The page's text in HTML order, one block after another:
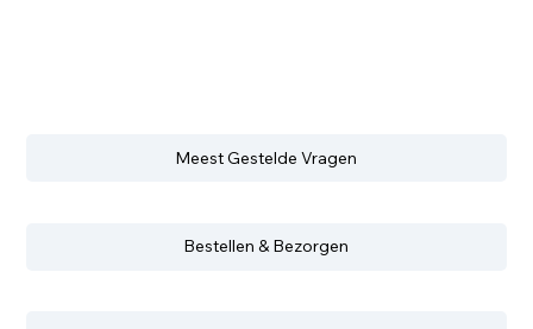
Meest Gestelde Vragen
Bestellen & Bezorgen